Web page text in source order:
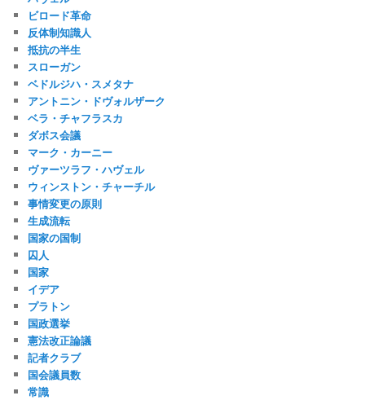
ビロード革命
反体制知識人
抵抗の半生
スローガン
ベドルジハ・スメタナ
アントニン・ドヴォルザーク
ベラ・チャフラスカ
ダボス会議
マーク・カーニー
ヴァーツラフ・ハヴェル
ウィンストン・チャーチル
事情変更の原則
生成流転
国家の国制
囚人
国家
イデア
プラトン
国政選挙
憲法改正論議
記者クラブ
国会議員数
常識